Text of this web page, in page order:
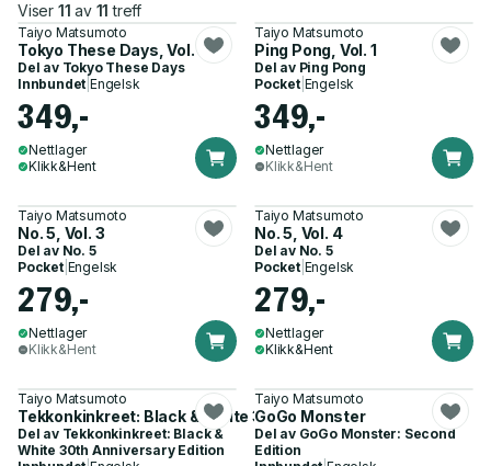
Viser 11 av 11 treff
Taiyo Matsumoto
Tokyo These Days, Vol. 1
Del av Tokyo These Days
Innbundet |Engelsk
349,-
Nettlager
Klikk&Hent
Taiyo Matsumoto
Ping Pong, Vol. 1
Del av Ping Pong
Pocket| Engelsk
349,-
Nettlager
Klikk&Hent
Taiyo Matsumoto
No. 5, Vol. 3
Del av No. 5
Pocket| Engelsk
279,-
Nettlager
Klikk&Hent
Taiyo Matsumoto
No. 5, Vol. 4
Del av No. 5
Pocket| Engelsk
279,-
Nettlager
Klikk&Hent
Taiyo Matsumoto
Tekkonkinkreet: Black & White 30th Anniversary Edition
Del av Tekkonkinkreet: Black &
White 30th Anniversary Edition
Taiyo Matsumoto
GoGo Monster
Del av GoGo Monster: Second
Edition